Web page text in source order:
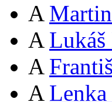
A
A
A
A